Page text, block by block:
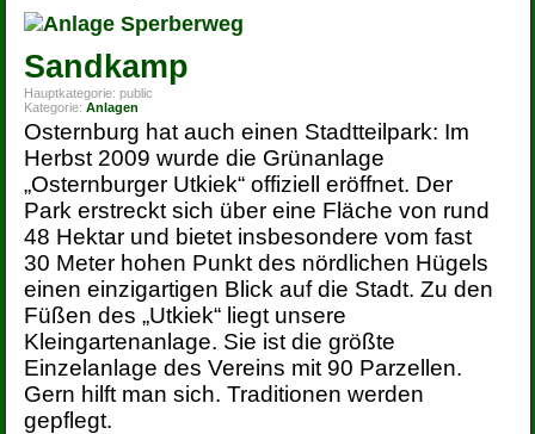
Sandkamp
Hauptkategorie: public
Kategorie: Anlagen
Osternburg hat auch einen Stadtteilpark: Im
Herbst 2009 wurde die Grünanlage
„Osternburger Utkiek“ offiziell eröffnet. Der
Park erstreckt sich über eine Fläche von rund
48 Hektar und bietet insbesondere vom fast
30 Meter hohen Punkt des nördlichen Hügels
einen einzigartigen Blick auf die Stadt. Zu den
Füßen des „Utkiek“ liegt unsere
Kleingartenanlage. Sie ist die größte
Einzelanlage des Vereins mit 90 Parzellen.
Gern hilft man sich. Traditionen werden
gepflegt.